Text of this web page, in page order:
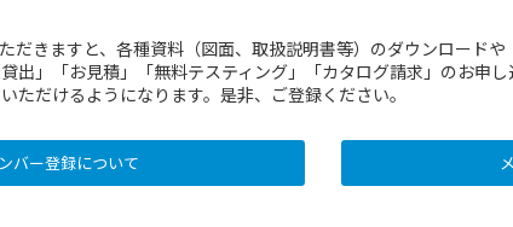
だきますと、各種資料（図面、取扱説明書等）のダウンロードや
出」「お見積」「無料テスティング」「カタログ請求」のお申し
ただけるようになります。是非、ご登録ください。
バー登録について